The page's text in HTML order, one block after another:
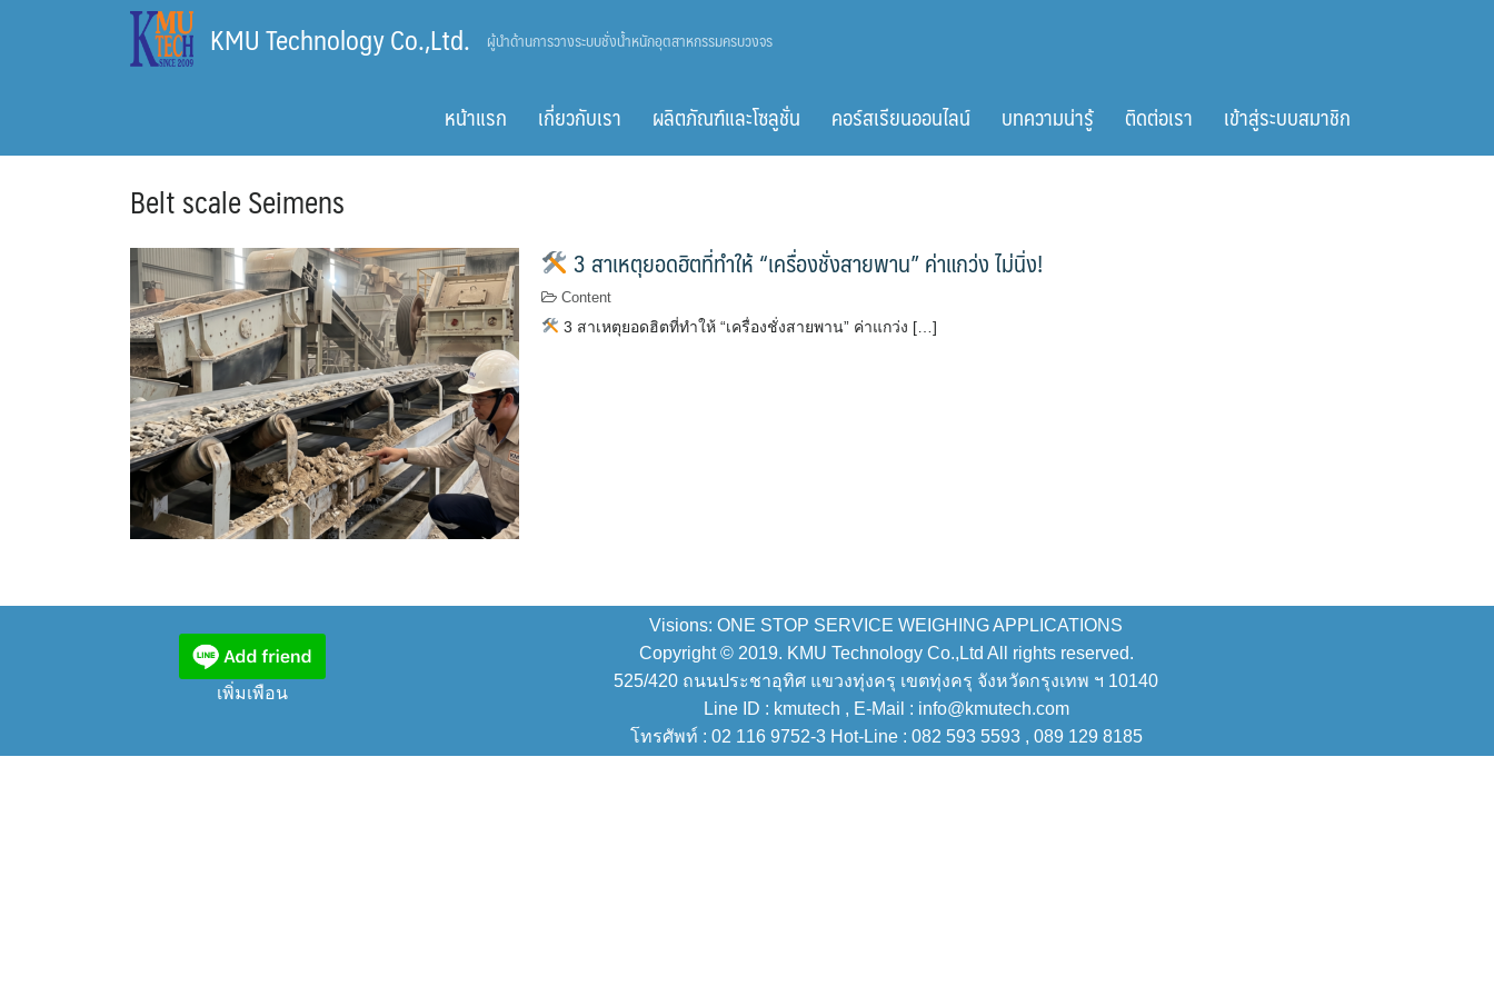
KMU Technology Co.,Ltd. ผู้นำด้านการวางระบบชั่งน้ำหนักอุตสาหกรรมครบวงจร
หน้าแรก เกี่ยวกับเรา ผลิตภัณฑ์และโซลูชั่น คอร์สเรียนออนไลน์ บทความน่ารู้ ติดต่อเรา เข้าสู่ระบบสมาชิก
Belt scale Seimens
3 สาเหตุยอดฮิตที่ทำให้ “เครื่องชั่งสายพาน” ค่าแกว่ง ไม่นิ่ง!
Content
3 สาเหตุยอดฮิตที่ทำให้ “เครื่องชั่งสายพาน” ค่าแกว่ง […]
เพิ่มเพือน
Visions: ONE STOP SERVICE WEIGHING APPLICATIONS
Copyright © 2019. KMU Technology Co.,Ltd All rights reserved.
525/420 ถนนประชาอุทิศ แขวงทุ่งครุ เขตทุ่งครุ จังหวัดกรุงเทพ ฯ 10140
Line ID : kmutech , E-Mail : info@kmutech.com
โทรศัพท์ : 02 116 9752-3 Hot-Line : 082 593 5593 , 089 129 8185